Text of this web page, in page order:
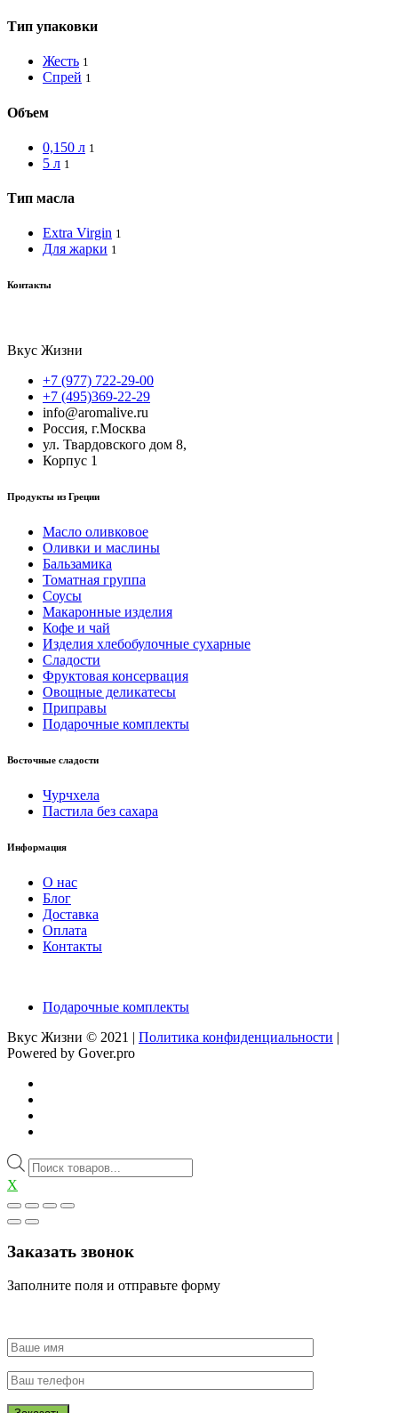
Тип упаковки
Жесть 1
Спрей 1
Объем
0,150 л 1
5 л 1
Тип масла
Extra Virgin 1
Для жарки 1
Контакты
Вкус Жизни
+7 (977) 722-29-00
+7 (495)369-22-29
info@aromalive.ru
Россия, г.Москва
ул. Твардовского дом 8,
Корпус 1
Продукты из Греции
Масло оливковое
Оливки и маслины
Бальзамика
Томатная группа
Соусы
Макаронные изделия
Кофе и чай
Изделия хлебобулочные сухарные
Сладости
Фруктовая консервация
Овощные деликатесы
Приправы
Подарочные комплекты
Восточные сладости
Чурчхела
Пастила без сахара
Информация
О нас
Блог
Доставка
Оплата
Контакты
Подарочные комплекты
Вкус Жизни © 2021 | Политика конфиденциальности |
Powered by Gover.pro
Поиск
товаров
X
Заказать звонок
Заполните поля и отправьте форму